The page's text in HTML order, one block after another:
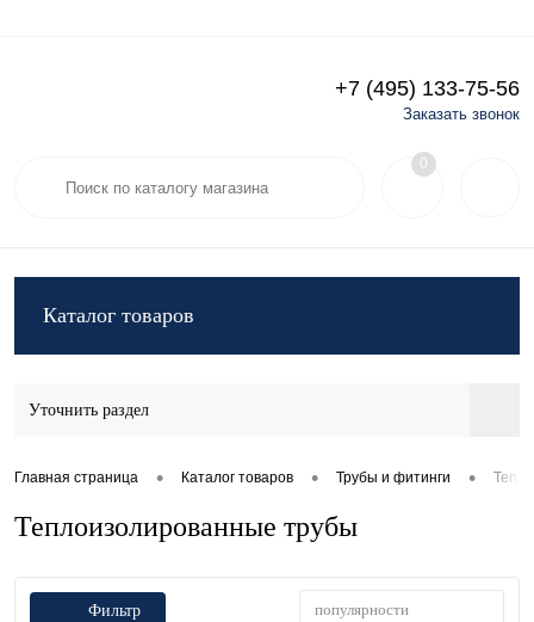
+7 (495) 133-75-56
Заказать звонок
0
Каталог товаров
Уточнить раздел
Главная страница • Каталог товаров • Трубы и фитинги •
Теплоизолированные трубы
Фильтр популярности